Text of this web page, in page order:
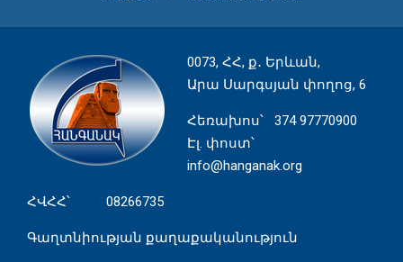
0073, ՀՀ, ք․ Երևան,
Արա Սարգսյան փողոց, 6
Հեռախոս՝ 374 97770900
Էլ. փոստ՝
info@hanganak.org
ՀՎՀՀ՝ 08266735
Գաղտնիության քաղաքականություն